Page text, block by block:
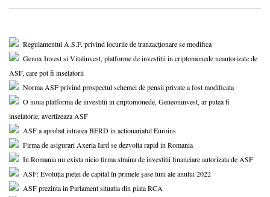
Regulamentul A.S.F. privind locurile de tranzacționare se modifica
Genox Invest si Vitalinvest, platforme de investitii in criptomonede neautorizate de
ASF, care pot fi inselatorii
Norma ASF privind prospectul schemei de pensii private a fost modificata
O noua platforma de investitii in criptomonede, Geneoninvest, ar putea fi
inselatorie, avertizeaza ASF
ASF a aprobat intrarea BERD in actionariatul Euroins
Firma de asigurari Axeria Iard se dezvolta rapid in Romania
In Romania nu exista nicio firma straina de investitii financiare autorizata de ASF
ASF: Evoluția pieței de capital în primele șase luni ale anului 2022
ASF prezinta in Parlament situatia din piata RCA